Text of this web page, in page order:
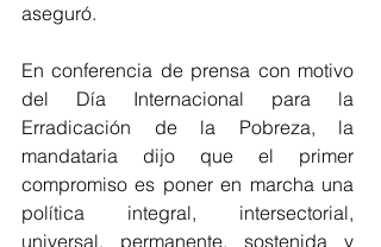
aseguró.
En conferencia de prensa con motivo
del Día Internacional para la
Erradicación de la Pobreza, la
mandataria dijo que el primer
compromiso es poner en marcha una
política integral, intersectorial,
universal, permanente, sostenida y